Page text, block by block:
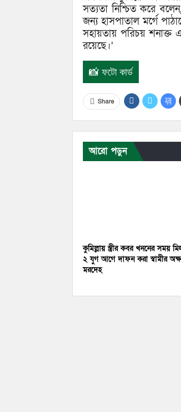
সত্যতা নিশ্চিত করে
জন্য হাসপাতাল মর্গে
সহায়তায় পরিচয় শনাক্ত
রয়েছে।’
📸 ফটো কার্ড
Share
আরো পড়ুন
কুমিল্লায় স্ত্রীর কবর খননের সময়
২ যুগ আগে দাফন করা স্বামীর
মরদেহ